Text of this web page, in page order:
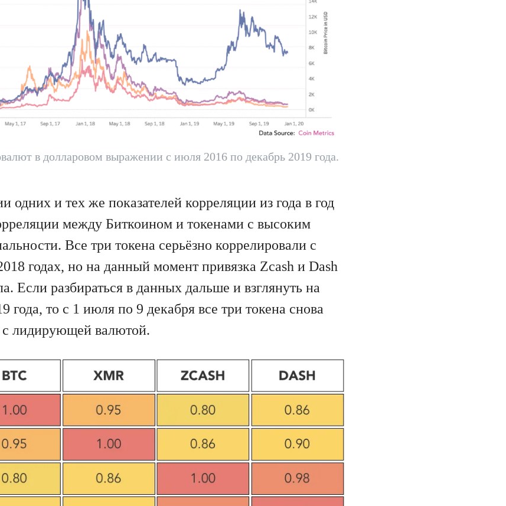
в долларовом выражении с июля 2016 по декабрь 2019 года.
одних и тех же показателей корреляции из года в год
между Биткоином и токенами с высоким
Все три токена серьёзно коррелировали с
годах, но на данный момент привязка Zcash и Dash
Если разбираться в данных дальше и взглянуть на
года, то с 1 июля по 9 декабря все три токена снова
с лидирующей валютой.